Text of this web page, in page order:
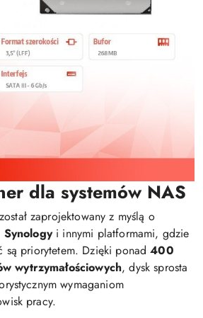
dla systemów NAS
zaprojektowany z myślą o
Synologyi innymi platformami, gdzie
są priorytetem. Dzięki ponad400
wytrzymałościowych, dysk sprosta
wymaganiom
pracy.